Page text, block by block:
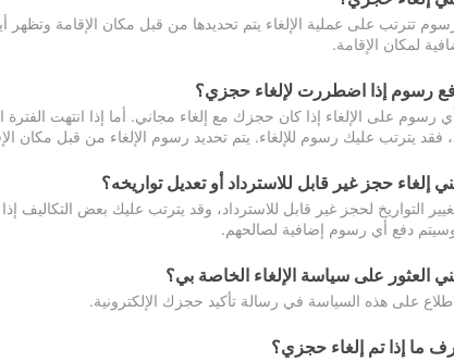
تترتب على عملية الإلغاء يتم تحديدها من قبل مكان الإقامة
لمكان الإقامة.
رسوم إذا اضطررت لإلغاء حجزي؟
رسوم على الإلغاء إذا كان حجزك مع إلغاء مجاني. أما إذا انتهت الفترة
فقد يترتب عليك رسوم للإلغاء. يتم تحديد رسوم الإلغاء من قبل مكان
إلغاء حجز غير قابل للاسترداد أو تعديل تواريخه؟
التواريخ لحجز غير قابل للاسترداد، وقد يترتب عليك بعض التكاليف
وسيتم دفع أي رسوم إضافية لصالحهم.
العثور على سياسة الإلغاء الخاصة بي؟
على هذه السياسة في رسالة تأكيد حجزك الإلكترونية.
ما إذا تم إلغاء حجزي؟